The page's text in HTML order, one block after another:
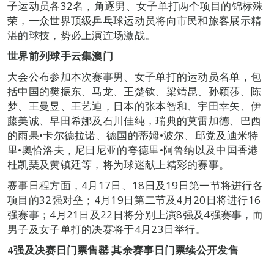
子运动员各32名，角逐男、女子单打两个项目的锦标殊
荣，一众世界顶级乒乓球运动员将向市民和旅客展示精
湛的球技，势必上演连场激战。
世界前列球手云集澳门
大会公布参加本次赛事男、女子单打的运动员名单，包
括中国的樊振东、马龙、王楚钦、梁靖昆、孙颖莎、陈
梦、王曼昱、王艺迪，日本的张本智和、宇田幸矢、伊
藤美诚、早田希娜及石川佳纯，瑞典的莫雷加德、巴西
的雨果•卡尔德拉诺、德国的蒂姆•波尔、邱党及迪米特
里•奥恰洛夫，尼日尼亚的夸德里•阿鲁纳以及中国香港
杜凯琹及黄镇廷等，将为球迷献上精彩的赛事。
赛事日程方面，4月17日、18日及19日第一节将进行各
项目的32强对垒；4月19日第二节及4月20日将进行16
强赛事；4月21日及22日将分别上演8强及4强赛事，而
男子及女子单打的决赛将于4月23日举行。
4强及决赛日门票售罄其余赛事日门票续公开发售